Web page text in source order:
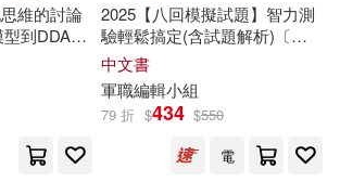
永輝，夏小敔(1)
）(1)
社(2)
(2)
出版社(1)
展開
維的討論
到DDADA
的智慧與
2025【八回模擬試題】智力測
驗輕鬆搞定(含試題解析)〔十
五版〕(專業軍士官、志願士
兵、志願役預備軍官、二技二
專軍士官、大學儲備軍官、軍
校正期班)
中文書
軍職編輯小組
79 折 $434 $550
電